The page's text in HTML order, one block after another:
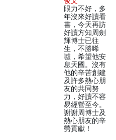
眼力不好，多
年沒來好讀看
書，今天再訪
好讀方知周劍
輝博士已往
生，不勝唏
噓，希望他安
息天國。沒有
他的辛苦創建
及許多熱心朋
友的共同努
力，好讀不容
易經營至今。
謝謝周博士及
熱心朋友的辛
勞貢獻！